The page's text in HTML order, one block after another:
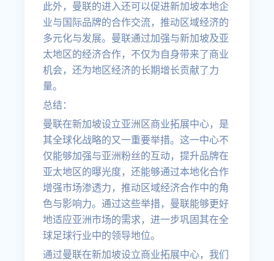
此外，曼联的进入还可以促进新加坡本地企
业与国际品牌的合作交流，推动区域经济的
多元化与发展。曼联通过加强与新加坡及亚
太地区的经济合作，不仅为自身带来了商业
机会，还为地区经济的长期增长贡献了力
量。
总结：
曼联在新加坡设立亚洲区商业拓展中心，是
其全球化战略的又一重要举措。这一中心不
仅能够加强与亚洲粉丝的互动，提升品牌在
亚太地区的曝光度，还能够通过本地化合作
增强市场渗透力，推动区域经济合作中的角
色与影响力。通过这些举措，曼联能够更好
地适应亚洲市场的需求，进一步巩固其在全
球足球行业中的领导地位。
通过曼联在新加坡设立商业拓展中心，我们